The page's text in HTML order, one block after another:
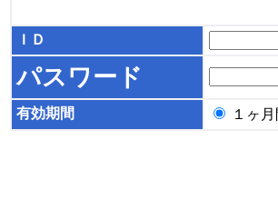
ＩＤ
パスワード
有効期間 １ヶ